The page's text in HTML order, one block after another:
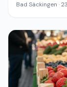
Bad Säckingen ·